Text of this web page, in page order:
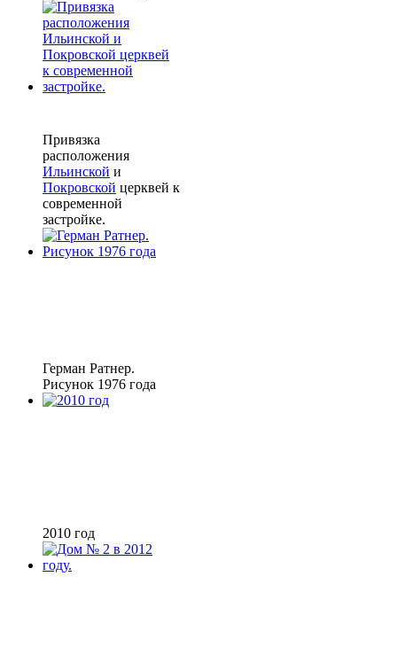
Привязка
расположения
Ильинской и
Покровской церквей к
современной
застройке.
Герман Ратнер.
Рисунок 1976 года
2010 год